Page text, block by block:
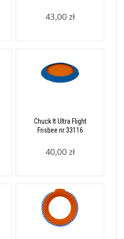
43,00 zł
Chuck It Ultra Flight
Frisbee nr 33116
40,00 zł